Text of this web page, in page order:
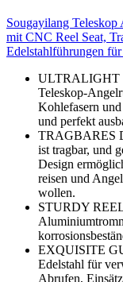
Sougayilang
mit CNC Reel Seat,
Edelstahlführungen
ULTRALIGHT
Teleskop-
Kohlefasern
und perfekt
TRAGBARES
ist tragbar, und
Design
reisen und
wollen.
STURDY
EXQUISITE
Edelstahl für
Abrufen,